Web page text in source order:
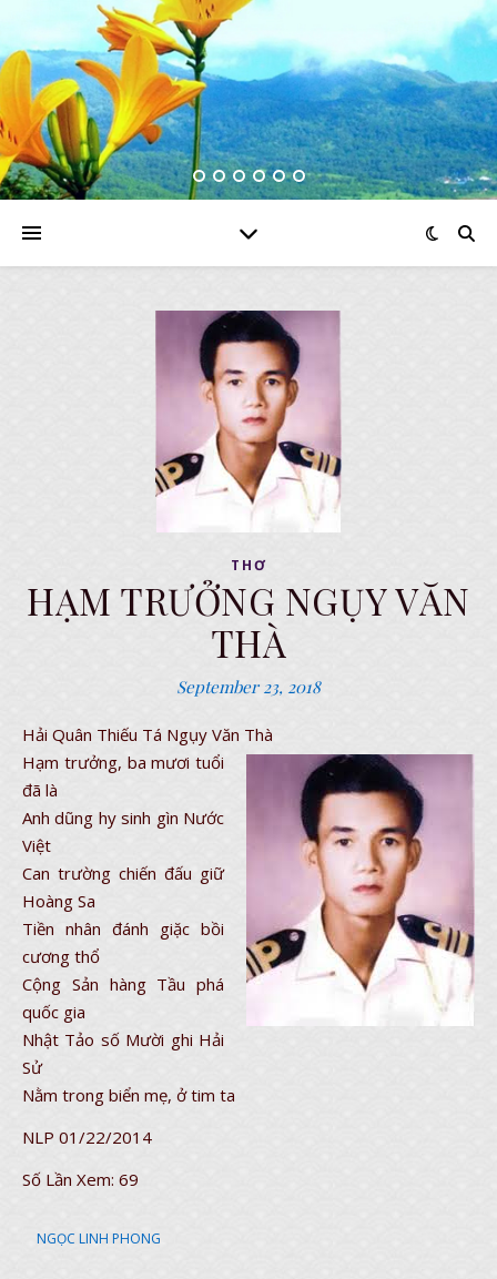
THƠ
HẠM TRƯỞNG NGỤY VĂN
THÀ
September 23, 2018
Hải Quân Thiếu Tá Ngụy Văn Thà
Hạm trưởng, ba mươi tuổi
đã là
Anh dũng hy sinh gìn Nước
Việt
Can trường chiến đấu giữ
Hoàng Sa
Tiền nhân đánh giặc bồi
cương thổ
Cộng Sản hàng Tầu phá
quốc gia
Nhật Tảo số Mười ghi Hải
Sử
Nằm trong biển mẹ, ở tim ta
NLP 01/22/2014
Số Lần Xem: 69
NGỌC LINH PHONG